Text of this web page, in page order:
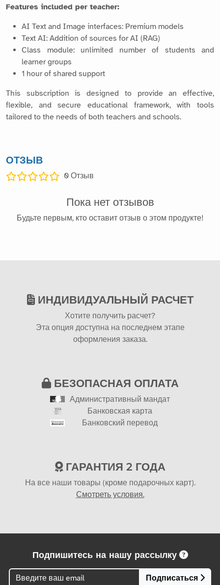
Features included per teacher:
AI Text and Image interfaces: Premium models
Text AI: Addition of sources for AI (RAG)
Class module: unlimited number of students and
learner groups
1 hour of shared support
This subscription is designed to provide an effective,
flexible, and secure educational framework, with tools
tailored to the needs of both teachers and schools.
ОТЗЫВ
0 Отзыв
Пока нет отзывов
Будьте первым, кто оставит отзыв о этом продукте!
ИНДИВИДУАЛЬНЫЙ РАСЧЕТ
Хотите получить расчет?
Эта опция доступна на последнем этапе
оформления заказа.
БЕЗОПАСНАЯ ОПЛАТА
Административный мандат
Банковская карта
Банковский перевод
ГАРАНТИЯ 2 ГОДА
На все наши товары (кроме подарочных карт).
Смотреть условия.
Подпишитесь на нашу рассылку
Подписаться